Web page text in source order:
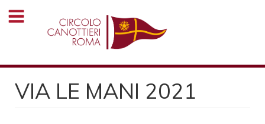
Salta
VIA LE MANI 2021